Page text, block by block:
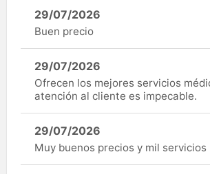
29/07/2026
Buen precio
29/07/2026
Ofrecen los mejores servicios
atención al cliente es impecable.
29/07/2026
Muy buenos precios y mil servicios